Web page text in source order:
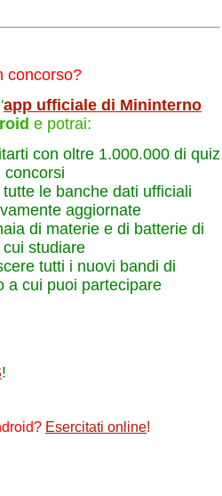
concorso?
app ufficiale di Mininterno
e potrai:
con oltre 1.000.000 di quiz
concorsi
le banche dati ufficiali
aggiornate
di materie e di batterie di
studiare
tutti i nuovi bandi di
a cui puoi partecipare
!
Esercitati online!